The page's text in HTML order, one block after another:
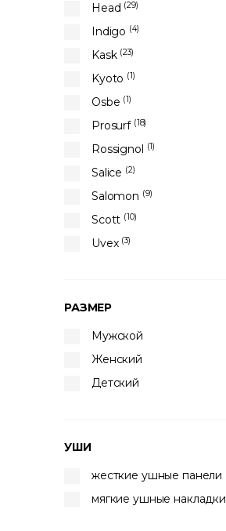
Head (29)
Indigo (4)
Kask (23)
Kyoto (1)
Osbe (1)
Prosurf (18)
Rossignol (1)
Salice (2)
Salomon (9)
Scott (10)
Uvex (3)
РАЗМЕР
Мужской
Женский
Детский
УШИ
жесткие ушные панели
мягкие ушные накладки